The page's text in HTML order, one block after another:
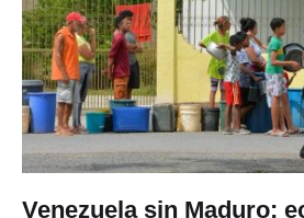
Venezuela sin Maduro: